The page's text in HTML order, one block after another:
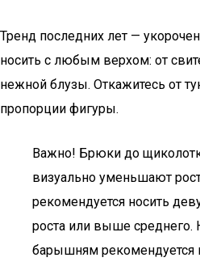
Тренд последних лет —
носить с любым верхом: от
нежной блузы. Откажитесь от
пропорции фигуры.
Важно! Брюки до
визуально уменьшают
рекомендуется носить
роста или выше
барышням рекомендуется